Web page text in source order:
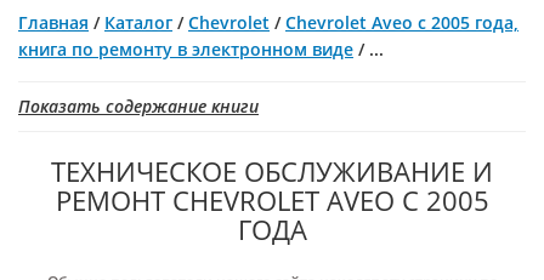
Главная / Каталог /Chevrolet /Chevrolet Aveo с 2005 года,
книга по ремонту в электронном виде / ...
Показать содержание книги
ТЕХНИЧЕСКОЕ ОБСЛУЖИВАНИЕ И
РЕМОНТ CHEVROLET AVEO С 2005
ГОДА